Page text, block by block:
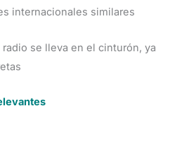
internacionales similares
se lleva en el cinturón, ya